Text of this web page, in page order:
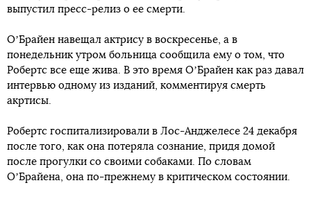
выпустил пресс-релиз о ее смерти.
ОʼБрайен навещал актрису в воскресенье, а в
понедельник утром больница сообщила ему о том, что
Робертс все еще жива. В это время ОʼБрайен как раз давал
интервью одному из изданий, комментируя смерть
акртисы.
Робертс госпитализировали в Лос-Анджелесе 24 декабря
после того, как она потеряла сознание, придя домой
после прогулки со своими собаками. По словам
ОʼБрайена, она по-прежнему в критическом состоянии.